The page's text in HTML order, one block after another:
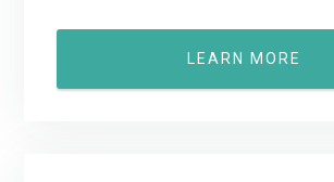
LEARN MORE